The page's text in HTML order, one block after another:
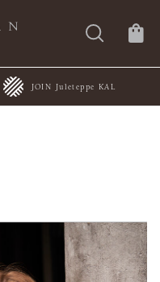
JOIN Juleteppe KAL